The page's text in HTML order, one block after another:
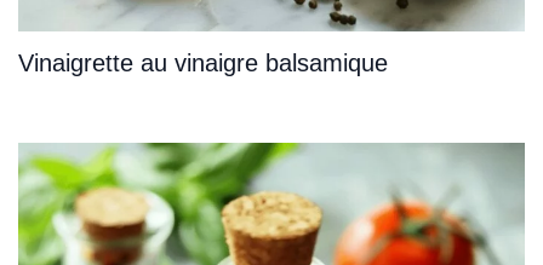
Vinaigrette au vinaigre balsamique